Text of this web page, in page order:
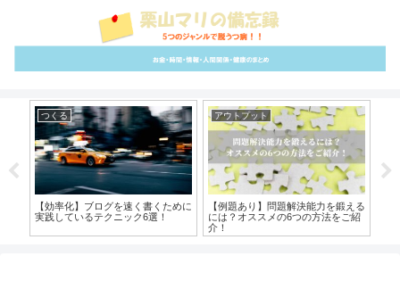
つくる
【効率化】ブログを速く書くために
実践しているテクニック6選！
アウトプット
【例題あり】問題解決能力を鍛える
には？オススメの6つの方法をご紹
介！